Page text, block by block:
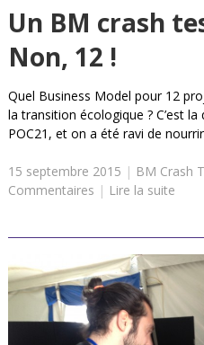
Un BM crash
Non, 12 !
Quel Business Model pour 12
la transition écologique ? C’est
POC21, et on a été ravi de
15 septembre 2015 | BM Crash
Commentaires | Lire la suite